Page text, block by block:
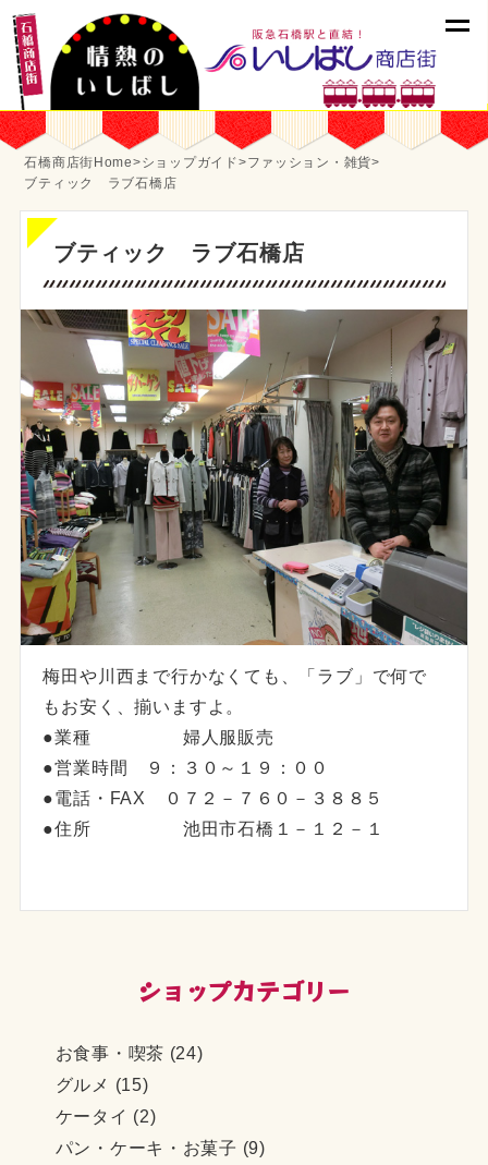
石橋商店街Home>ショップガイド>ファッション・雑貨>
ブティック ラブ石橋店
CATEGORIES
お食事・喫茶 (24)
グルメ (15)
ケータイ (2)
パン・ケーキ・お菓子 (9)
ブティック ラブ石橋店
梅田や川西まで行かなくても、「ラブ」で何で
もお安く、揃いますよ。
●業種 婦人服販売
●営業時間 ９：３０～１９：００
●電話・FAX ０７２－７６０－３８８５
●住所 池田市石橋１－１２－１